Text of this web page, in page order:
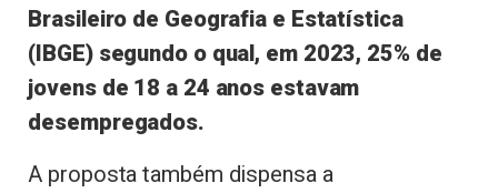
Brasileiro de Geografia e Estatística
(IBGE) segundo o qual, em 2023, 25% de
jovens de 18 a 24 anos estavam
desempregados.
A proposta também dispensa a